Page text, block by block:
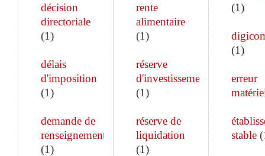
décision
directoriale
(1)
délais
d'imposition
(1)
demande de
renseignements
(1)
rente
alimentaire
(1)
réserve
d'investissement
(1)
réserve de
liquidation
(1)
(1)
(1)
erreur
stable(